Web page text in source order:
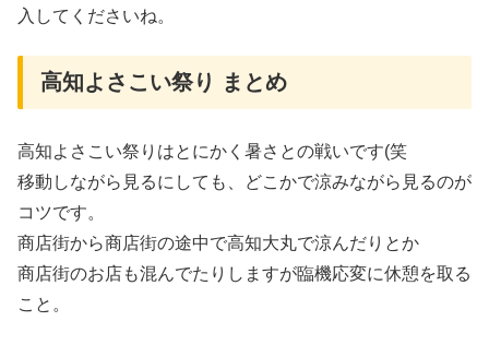
入してくださいね。
高知よさこい祭り まとめ
高知よさこい祭りはとにかく暑さとの戦いです(笑
移動しながら見るにしても、どこかで涼みながら見るのが
コツです。
商店街から商店街の途中で高知大丸で涼んだりとか
商店街のお店も混んでたりしますが臨機応変に休憩を取る
こと。